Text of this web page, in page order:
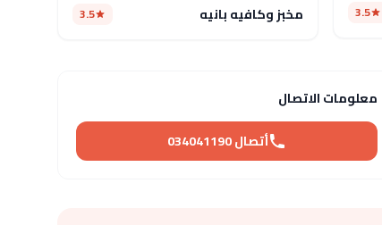
3.5 مخبز وكافيه بانيه 3.5
معلومات الاتصال
أتصال 034041190